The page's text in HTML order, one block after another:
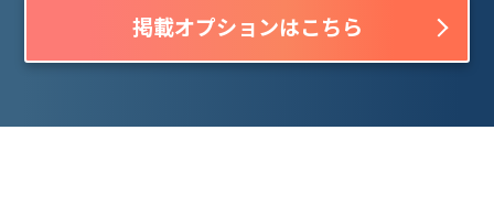
掲載オプションはこちら